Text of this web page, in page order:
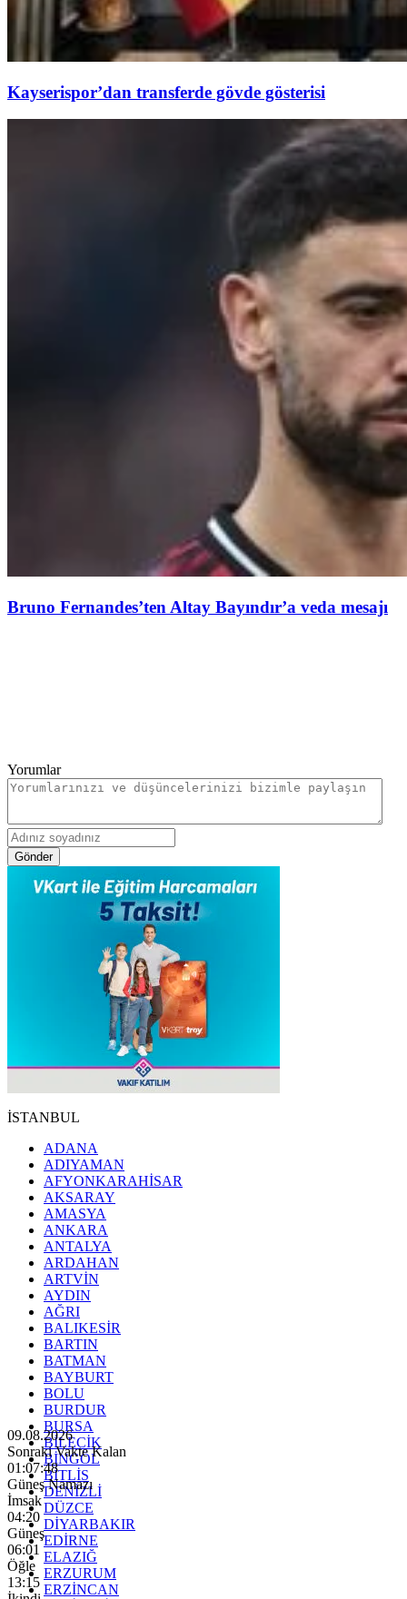
Kayserispor’dan transferde gövde gösterisi
Bruno Fernandes’ten Altay Bayındır’a veda mesajı
Yorumlar
Gönder
İSTANBUL
ADANA
ADIYAMAN
AFYONKARAHİSAR
AKSARAY
AMASYA
ANKARA
ANTALYA
ARDAHAN
ARTVİN
AYDIN
AĞRI
BALIKESİR
BARTIN
BATMAN
BAYBURT
BOLU
BURDUR
BURSA
BİLECİK
BİNGÖL
BİTLİS
DENİZLİ
DÜZCE
DİYARBAKIR
EDİRNE
ELAZIĞ
ERZURUM
ERZİNCAN
09.08.2026
Sonraki Vakte Kalan
01:07:46
Güneş Namazı
İmsak
04:20
Güneş
06:01
Öğle
13:15